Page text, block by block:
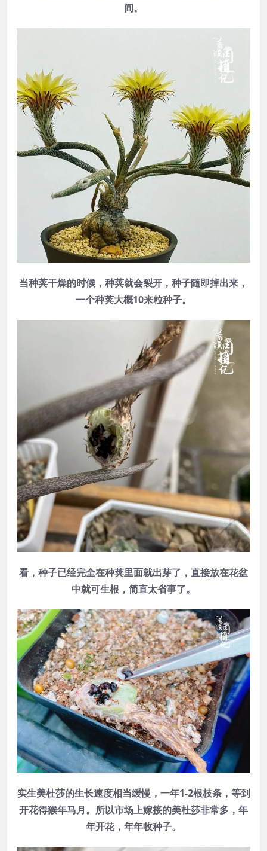
间。
当种荚干燥的时候，种荚就会裂开，种子随即掉出来，
一个种荚大概10来粒种子。
看，种子已经完全在种荚里面就出芽了，直接放在花盆
中就可生根，简直太省事了。
实生美杜莎的生长速度相当缓慢，一年1-2根枝条，等到
开花得猴年马月。所以市场上嫁接的美杜莎非常多，年
年开花，年年收种子。